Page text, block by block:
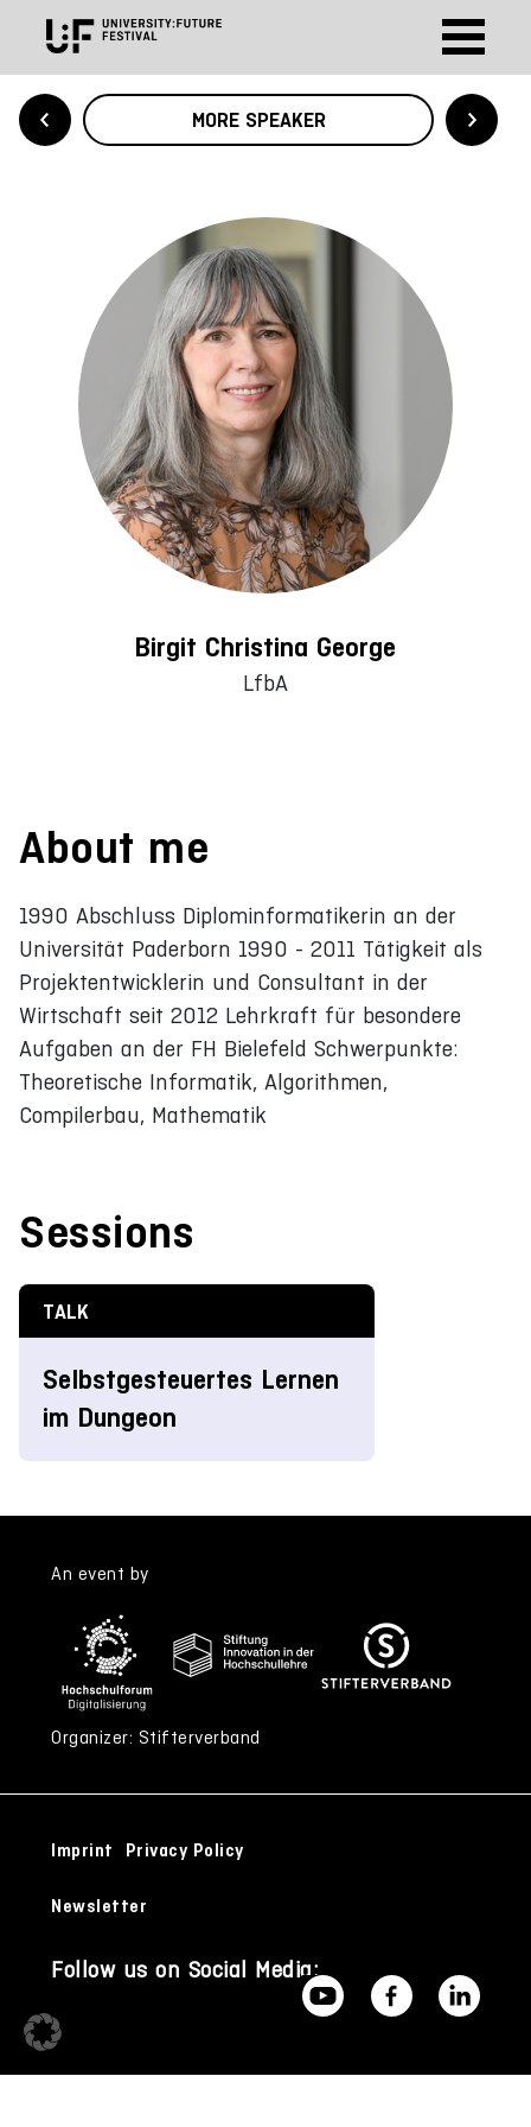
MORE SPEAKER
Birgit Christina George
LfbA
About me
1990 Abschluss Diplominformatikerin an der
Universität Paderborn 1990 - 2011 Tätigkeit als
Projektentwicklerin und Consultant in der
Wirtschaft seit 2012 Lehrkraft für besondere
Aufgaben an der FH Bielefeld Schwerpunkte:
Theoretische Informatik, Algorithmen,
Compilerbau, Mathematik
Sessions
TALK
Selbstgesteuertes Lernen
im Dungeon
An event by
Organizer: Stifterverband
Imprint Privacy Policy
Newsletter
Follow us on Social Media: